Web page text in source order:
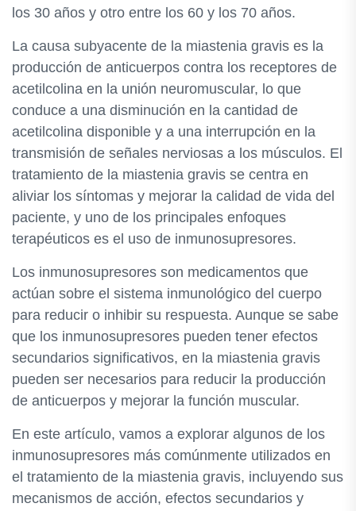
los 30 años y otro entre los 60 y los 70 años.
La causa subyacente de la miastenia gravis es la
producción de anticuerpos contra los receptores de
acetilcolina en la unión neuromuscular, lo que
conduce a una disminución en la cantidad de
acetilcolina disponible y a una interrupción en la
transmisión de señales nerviosas a los músculos. El
tratamiento de la miastenia gravis se centra en
aliviar los síntomas y mejorar la calidad de vida del
paciente, y uno de los principales enfoques
terapéuticos es el uso de inmunosupresores.
Los inmunosupresores son medicamentos que
actúan sobre el sistema inmunológico del cuerpo
para reducir o inhibir su respuesta. Aunque se sabe
que los inmunosupresores pueden tener efectos
secundarios significativos, en la miastenia gravis
pueden ser necesarios para reducir la producción
de anticuerpos y mejorar la función muscular.
En este artículo, vamos a explorar algunos de los
inmunosupresores más comúnmente utilizados en
el tratamiento de la miastenia gravis, incluyendo sus
mecanismos de acción, efectos secundarios y